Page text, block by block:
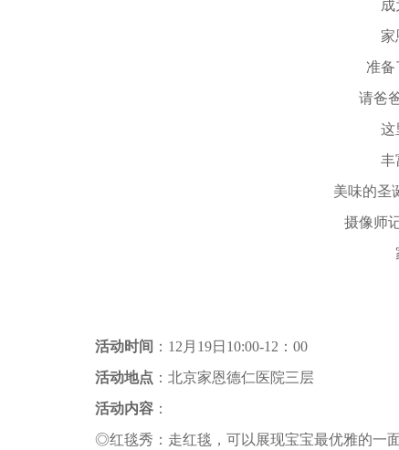
成为
家恩
准备了
请爸爸
这里
丰富
美味的圣诞
摄像师记
家
活动时间 ：12月19日10:00-12：00
活动地点 ：北京家恩德仁医院三层
活动内容 ：
◎红毯秀：走红毯，可以展现宝宝最优雅的一面